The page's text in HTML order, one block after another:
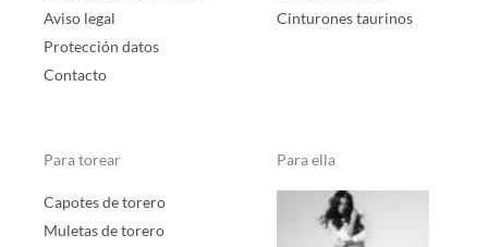
Aviso legal
Protección datos
Contacto
Cinturones taurinos
Para torear
Capotes de torero
Muletas de torero
Para ella